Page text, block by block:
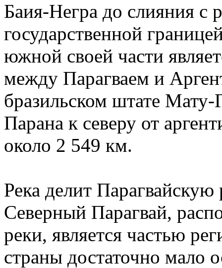
Баия-Негра до слияния с
государственной
южной своей части
между Парагваем и
бразильском штате Мату-
Парана к северу от
около 2 549 км.
Река делит Парагвайскую
Северный Парагвай,
реки, является частью
страны достаточно мало